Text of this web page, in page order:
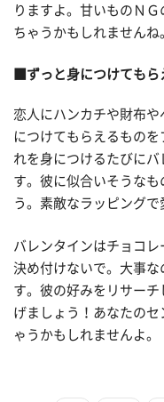
りますよ。甘いものＮ
ちゃうかもしれませんね
■ずっと身につけても
恋人にハンカチや財布
につけてもらえるもの
れを身につけるたびに
す。彼に似合いそうな
う。素敵なラッピングで
バレンタインはチョコ
決め付けないで。大事
す。彼の好みをリサー
げましょう！あなたの
ゃうかもしれませんよ。